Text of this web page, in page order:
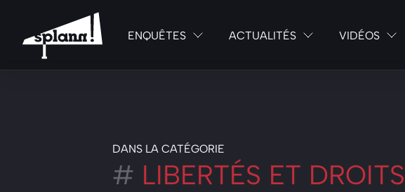
ENQUÊTES ACTUALITÉS VIDÉOS
DANS LA CATÉGORIE
# LIBERTÉS ET